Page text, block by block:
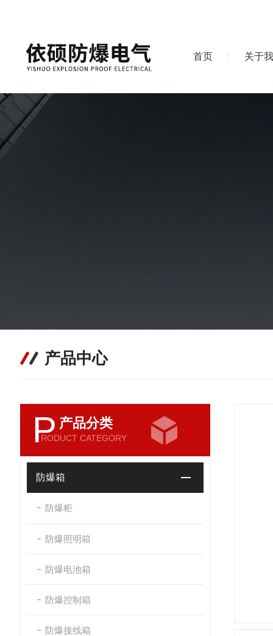
首页 关于
产品中心
P 产品分类
RODUCT CATEGORY
防爆箱
防爆柜
防爆照明箱
防爆电池箱
防爆控制箱
防爆接线箱